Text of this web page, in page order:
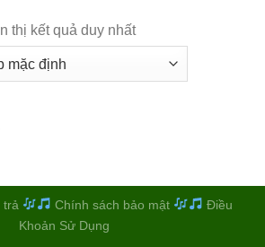
thị kết quả duy nhất
trả Chính sách bảo mật
Điều
Khoản Sử Dụng